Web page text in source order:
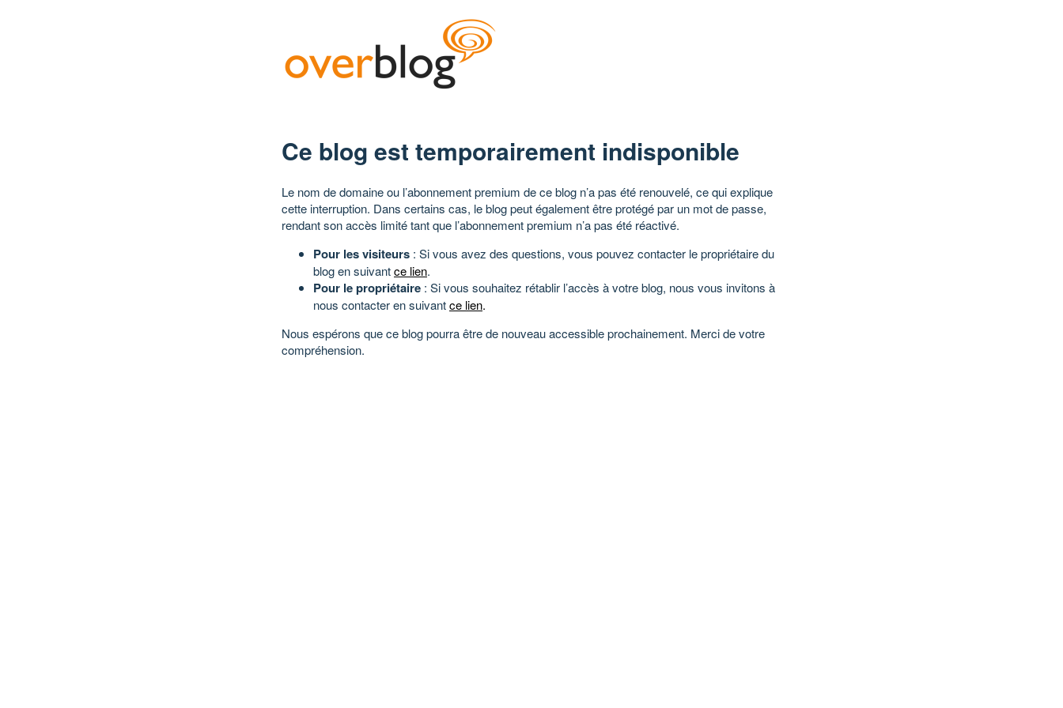
Ce blog est temporairement indisponible
Le nom de domaine ou l’abonnement premium de ce blog n’a pas été renouvelé, ce qui explique
cette interruption. Dans certains cas, le blog peut également être protégé par un mot de passe,
rendant son accès limité tant que l’abonnement premium n’a pas été réactivé.
Pour les visiteurs : Si vous avez des questions, vous pouvez contacter le propriétaire du
blog en suivantce lien.
Pour le propriétaire : Si vous souhaitez rétablir l’accès à votre blog, nous vous invitons à
nous contacter en suivantce lien.
Nous espérons que ce blog pourra être de nouveau accessible prochainement. Merci de votre
compréhension.